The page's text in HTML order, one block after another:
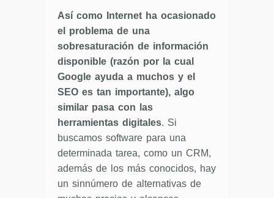
Así como Internet ha ocasionado
el problema de una
sobresaturación de información
disponible (razón por la cual
Google ayuda a muchos y el
SEO es tan importante), algo
similar pasa con las
herramientas digitales. Si
buscamos software para una
determinada tarea, como un CRM,
además de los más conocidos, hay
un sinnúmero de alternativas de